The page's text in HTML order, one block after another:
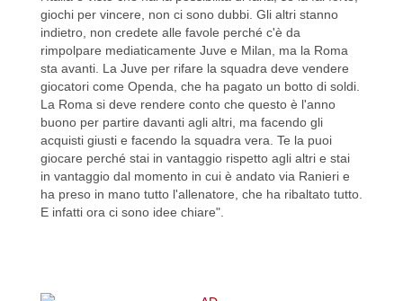
giochi per vincere, non ci sono dubbi. Gli altri stanno
indietro, non credete alle favole perché c'è da
rimpolpare mediaticamente Juve e Milan, ma la Roma
sta avanti. La Juve per rifare la squadra deve vendere
giocatori come Openda, che ha pagato un botto di soldi.
La Roma si deve rendere conto che questo è l'anno
buono per partire davanti agli altri, ma facendo gli
acquisti giusti e facendo la squadra vera. Te la puoi
giocare perché stai in vantaggio rispetto agli altri e stai
in vantaggio dal momento in cui è andato via Ranieri e
ha preso in mano tutto l'allenatore, che ha ribaltato tutto.
E infatti ora ci sono idee chiare".